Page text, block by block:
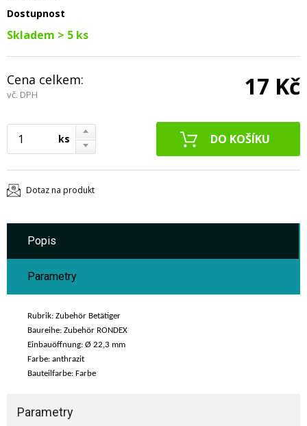
Dostupnost
Skladem > 5 ks
Cena celkem:
vč. DPH 17 Kč
ks
Dotaz na produkt
Popis
Parametry
Rubrik: Zubehör Betätiger
Baureihe: Zubehör RONDEX
Einbauöffnung: Ø 22,3 mm
Farbe: anthrazit
Bauteilfarbe: Farbe
Parametry